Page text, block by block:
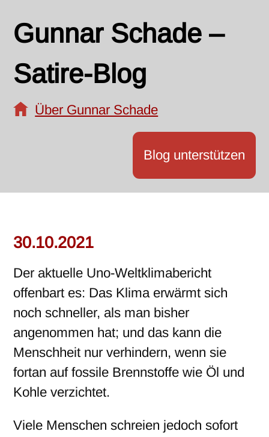
Gunnar Schade –
Satire-Blog
Über Gunnar Schade
Blog unterstützen
30.10.2021
Der aktuelle Uno-Weltklimabericht
offenbart es: Das Klima erwärmt sich
noch schneller, als man bisher
angenommen hat; und das kann die
Menschheit nur verhindern, wenn sie
fortan auf fossile Brennstoffe wie Öl und
Kohle verzichtet.
Viele Menschen schreien jedoch sofort